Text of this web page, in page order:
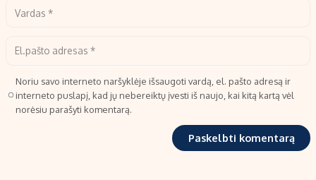
Noriu savo interneto naršyklėje išsaugoti vardą, el. pašto adresą ir
interneto puslapį, kad jų nebereiktų įvesti iš naujo, kai kitą kartą vėl
norėsiu parašyti komentarą.